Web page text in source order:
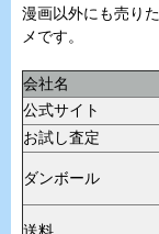
漫画以外にも売り
メです。
会社名
公式サイト
お試し査定
ダンボール